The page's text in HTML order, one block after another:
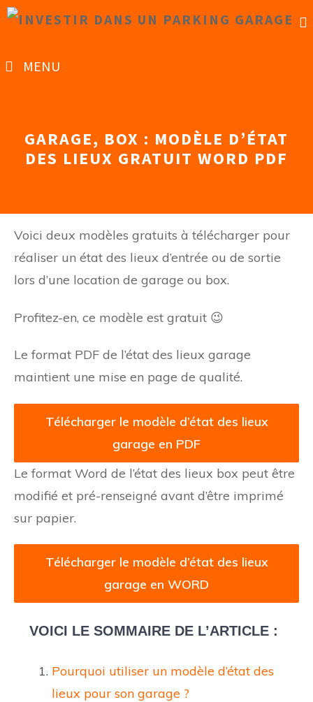
Aller
MENU
GARAGE, BOX : MODÈLE D’ÉTAT
DES LIEUX GRATUIT WORD PDF
Voici deux modèles gratuits à télécharger pour
réaliser un état des lieux d’entrée ou de sortie
lors d’une location de garage ou box.
Profitez-en, ce modèle est gratuit 😉
Le format PDF de l’état des lieux garage
maintient une mise en page de qualité.
Télécharger le modèle d’état des lieux
garage en PDF
Le format Word de l’état des lieux box peut être
modifié et pré-renseigné avant d’être imprimé
sur papier.
Télécharger le modèle d’état des lieux
garage en WORD
VOICI LE SOMMAIRE DE L’ARTICLE :
Pourquoi utiliser un modèle d’état des
lieux pour son garage ?